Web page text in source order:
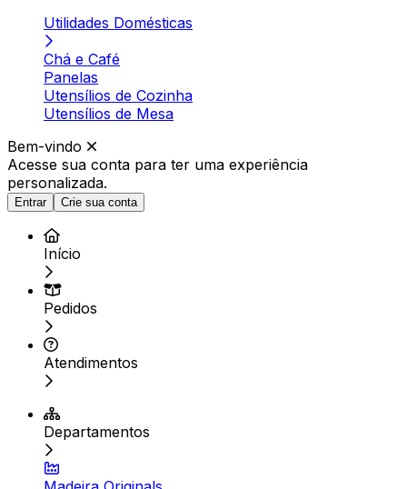
Utilidades Domésticas
Chá e Café
Panelas
Utensílios de Cozinha
Utensílios de Mesa
Bem-vindo
Acesse sua conta para ter uma experiência
personalizada.
Entrar Crie sua conta
Início
Pedidos
Atendimentos
Departamentos